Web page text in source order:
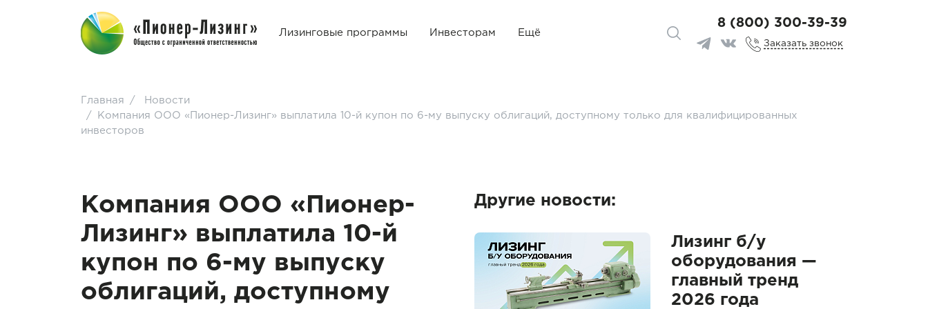
Лизинговые программы Инвесторам Ещё
8 (800) 300-39-39
Заказать звонок
Главная /
Новости
/
Компания ООО «Пионер-Лизинг» выплатила 10-й купон по 6-му выпуску облигаций, доступному только для квалифицированных
инвесторов
Компания ООО «Пионер-
Лизинг» выплатила 10-й
купон по 6-му выпуску
облигаций, доступному
Другие новости:
Лизинг б/у
оборудования —
главный тренд
2026 года